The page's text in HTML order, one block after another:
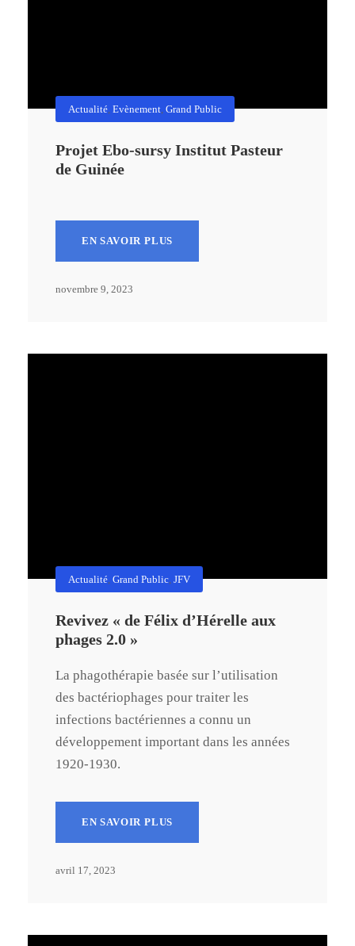
Actualité, Evènement, Grand Public
Projet Ebo-sursy Institut Pasteur
de Guinée
EN SAVOIR PLUS
novembre 9, 2023
Actualité Grand Public JFV
Revivez « de Félix d’Hérelle aux
phages 2.0 »
La phagothérapie basée sur l’utilisation
des bactériophages pour traiter les
infections bactériennes a connu un
développement important dans les années
1920-1930.
EN SAVOIR PLUS
avril 17, 2023